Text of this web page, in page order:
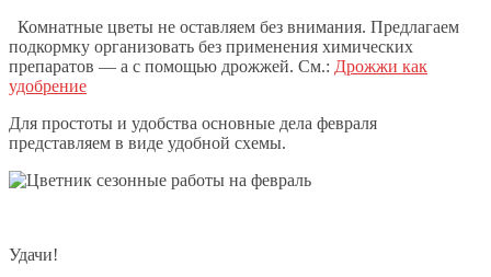
Комнатные цветы не оставляем без внимания. Предлагаем
подкормку организовать без применения химических
препаратов — а с помощью дрожжей. См.: Дрожжи как
удобрение
Для простоты и удобства основные дела февраля
представляем в виде удобной схемы.
Удачи!